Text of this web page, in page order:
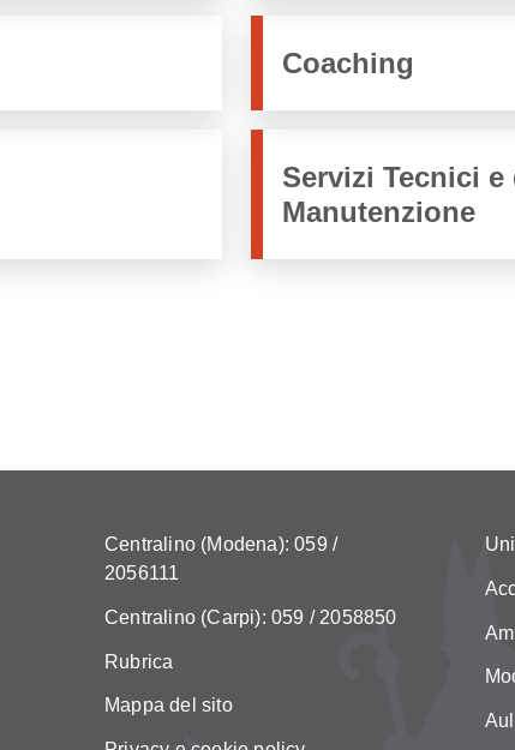
Coaching
Servizi Tecnici e
Manutenzione
Centralino (Modena): 059 /
2056111
Centralino (Carpi): 059 / 2058850
Rubrica
Mappa del sito